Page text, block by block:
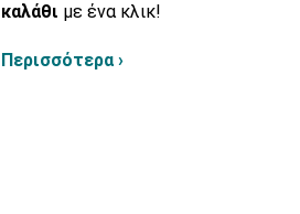
καλάθι με ένα κλικ!
Περισσότερα ›